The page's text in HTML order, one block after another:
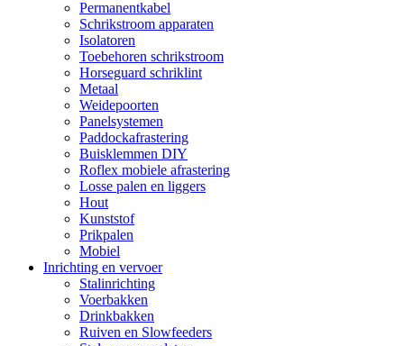
Permanentkabel
Schrikstroom apparaten
Isolatoren
Toebehoren schrikstroom
Horseguard schriklint
Metaal
Weidepoorten
Panelsystemen
Paddockafrastering
Buisklemmen DIY
Roflex mobiele afrastering
Losse palen en liggers
Hout
Kunststof
Prikpalen
Mobiel
Inrichting en vervoer
Stalinrichting
Voerbakken
Drinkbakken
Ruiven en Slowfeeders